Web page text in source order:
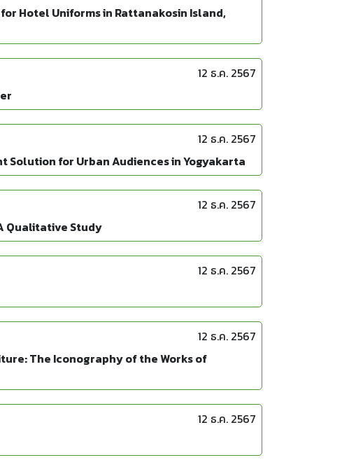
Hotel Uniforms in Rattanakosin Island,
12 ธ.ค. 2567
12 ธ.ค. 2567
for Urban Audiences in Yogyakarta
12 ธ.ค. 2567
Qualitative Study
12 ธ.ค. 2567
12 ธ.ค. 2567
The Iconography of the Works of
12 ธ.ค. 2567